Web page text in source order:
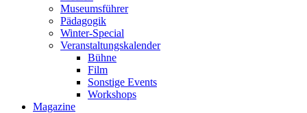
Museumsführer
Pädagogik
Winter-Special
Veranstaltungskalender
Bühne
Film
Sonstige Events
Workshops
Magazine